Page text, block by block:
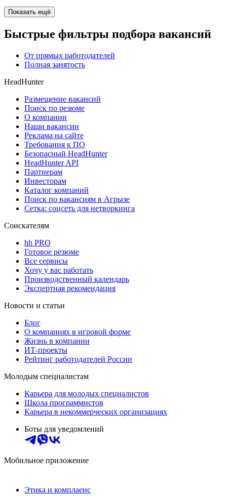
Показать ещё
Быстрые фильтры подбора вакансий
От прямых работодателей
Полная занятость
HeadHunter
Размещение вакансий
Поиск по резюме
О компании
Наши вакансии
Реклама на сайте
Требования к ПО
Безопасный HeadHunter
HeadHunter API
Партнерам
Инвесторам
Каталог компаний
Поиск по вакансиям в Агрызе
Сетка: соцсеть для нетворкинга
Соискателям
hh PRO
Готовое резюме
Все сервисы
Хочу у вас работать
Производственный календарь
Экспертная рекомендация
Новости и статьи
Блог
О компаниях в игровой форме
Жизнь в компании
ИТ-проекты
Рейтинг работодателей России
Молодым специалистам
Карьера для молодых специалистов
Школа программистов
Карьера в некоммерческих организациях
Боты для уведомлений
Мобильное приложение
Этика и комплаенс